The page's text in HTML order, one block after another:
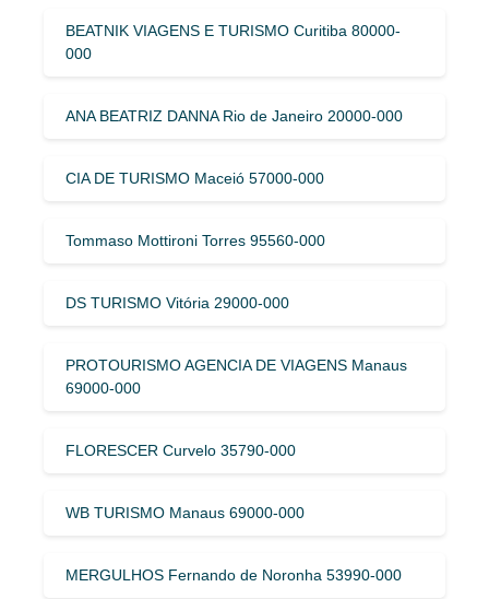
BEATNIK VIAGENS E TURISMO Curitiba 80000-
000
ANA BEATRIZ DANNA Rio de Janeiro 20000-000
CIA DE TURISMO Maceió 57000-000
Tommaso Mottironi Torres 95560-000
DS TURISMO Vitória 29000-000
PROTOURISMO AGENCIA DE VIAGENS Manaus
69000-000
FLORESCER Curvelo 35790-000
WB TURISMO Manaus 69000-000
MERGULHOS Fernando de Noronha 53990-000